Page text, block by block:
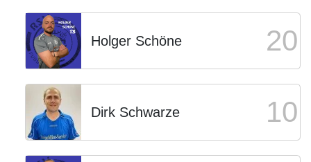
Holger Schöne 20
Dirk Schwarze 10